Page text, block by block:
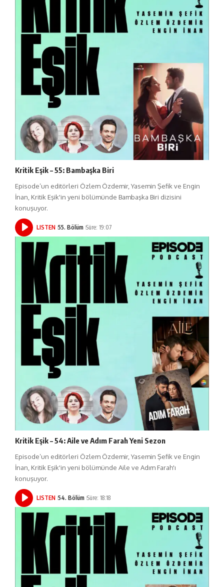
Kritik Eşik – 55: Bambaşka Biri
Episode’un editörleri Özlem Özdemir, Yasemin Şefik ve Engin
İnan, Kritik Eşik'in yeni bölümünde Bambaşka Biri dizisini
konuşuyor.
LISTEN 55. Bölüm Süre: 19:07
Kritik Eşik – 54: Aile ve Adım Farah Yeni Sezon
Episode’un editörleri Özlem Özdemir, Yasemin Şefik ve Engin
İnan, Kritik Eşik'in yeni bölümünde Aile ve Adım Farah'ı
konuşuyor.
LISTEN 54. Bölüm Süre: 18:18